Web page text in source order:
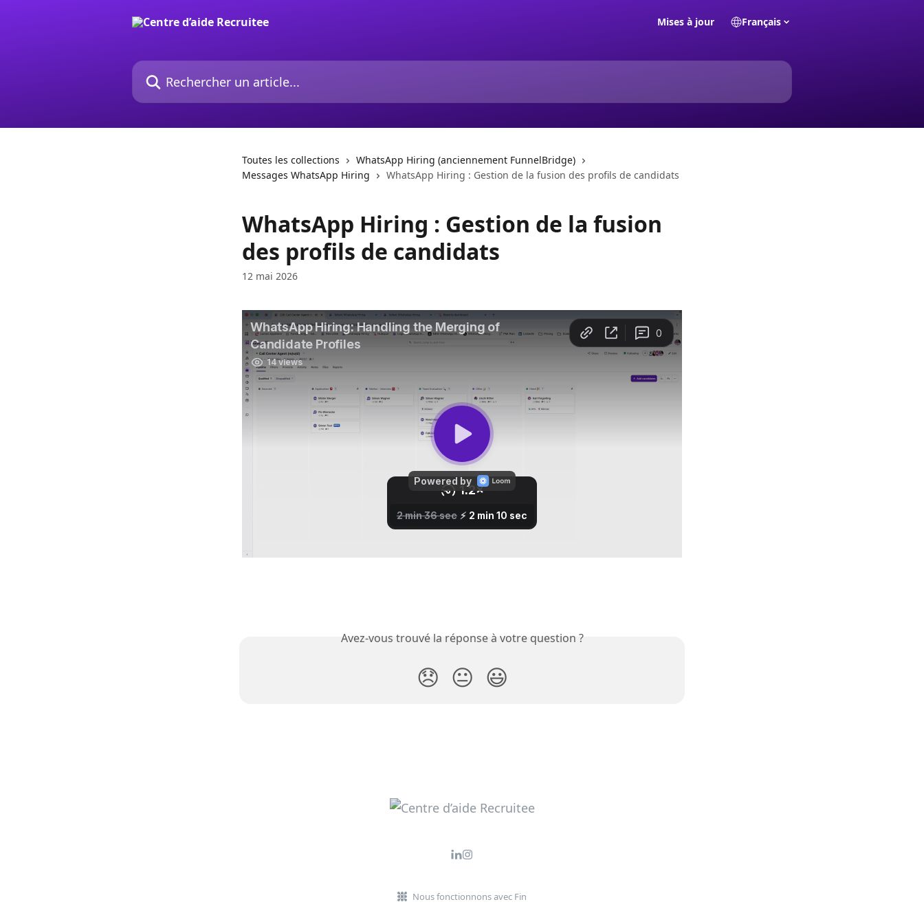
Mises à jour Français
Rechercher un article...
Toutes les collections
WhatsApp Hiring (anciennement FunnelBridge)
Messages WhatsApp Hiring
WhatsApp Hiring : Gestion de la fusion des profils de candidats
WhatsApp Hiring : Gestion de la fusion
des profils de candidats
12 mai 2026
Avez-vous trouvé la réponse à votre question ?
😞 😐 😃
Nous fonctionnons avec Fin